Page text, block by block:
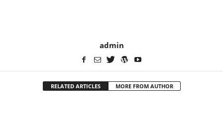
admin
RELATED ARTICLES MORE FROM AUTHOR